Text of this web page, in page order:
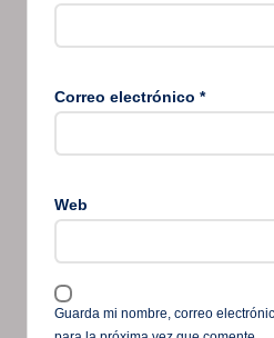
Correo electrónico *
Web
Guarda mi nombre, correo